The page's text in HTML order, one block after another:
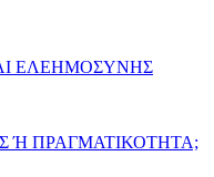
ΕΛΕΗΜΟΣΥΝΗΣ
Ή ΠΡΑΓΜΑΤΙΚΟΤΗΤΑ;